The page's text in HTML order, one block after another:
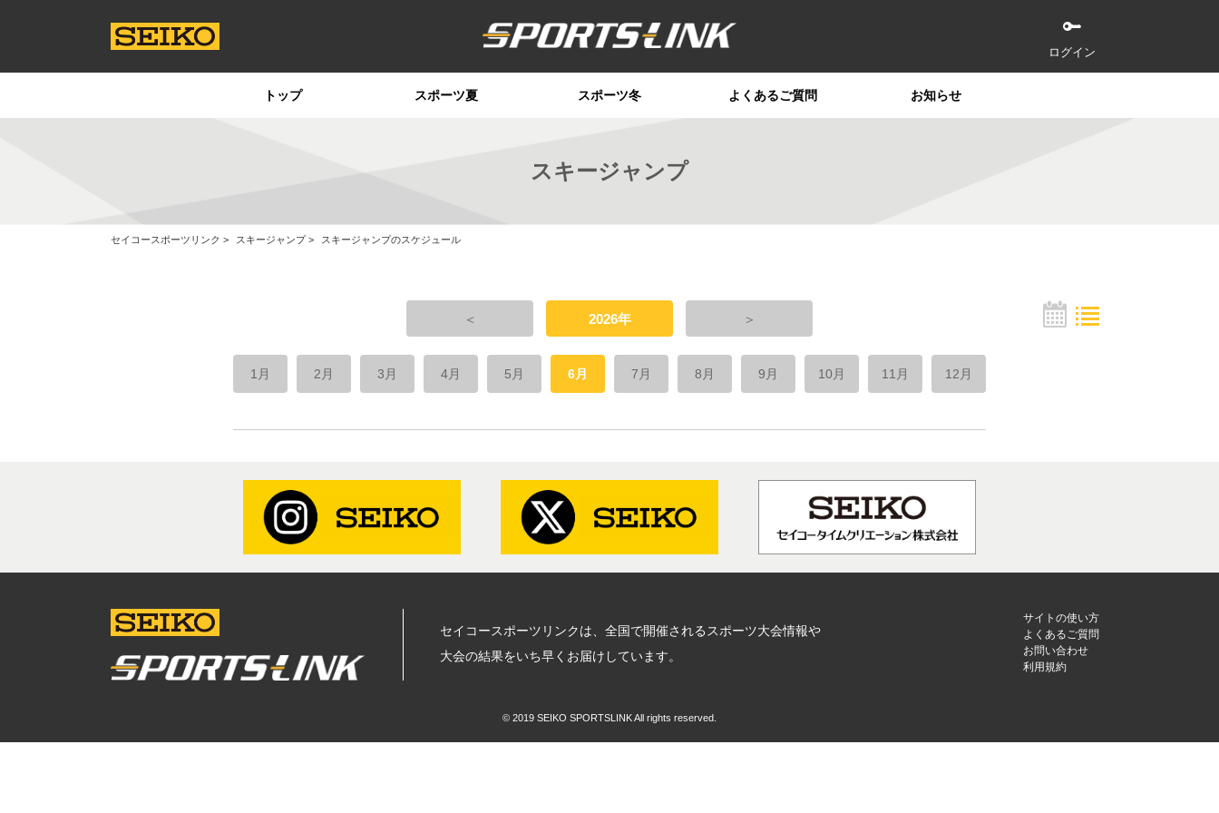
ログイン
トップ スポーツ夏 スポーツ冬 よくあるご質問 お知らせ
スキージャンプ
セイコースポーツリンク スキージャンプ スキージャンプのスケジュール
＜ 2026年 ＞
1月 2月 3月 4月 5月 6月 7月 8月 9月 10月 11月 12月
セイコースポーツリンクは、全国で開催されるスポーツ大会情報や
大会の結果をいち早くお届けしています。
サイトの使い方
よくあるご質問
お問い合わせ
利用規約
© 2019 SEIKO SPORTSLINK All rights reserved.